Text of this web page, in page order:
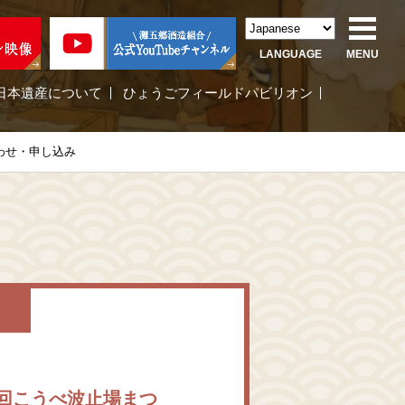
本遺産について ひょうごフィールドパビリオン
LANGUAGE MENU
せ・申し込み
こうべ波止場まつ